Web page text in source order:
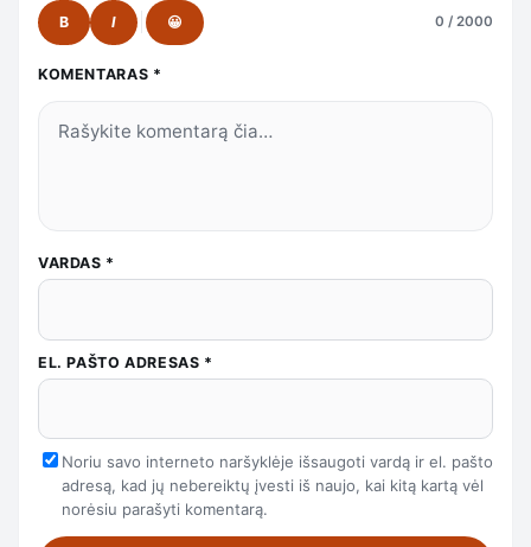
B I 😀 0 / 2000
KOMENTARAS *
VARDAS *
EL. PAŠTO ADRESAS *
Noriu savo interneto naršyklėje išsaugoti vardą ir el. pašto
adresą, kad jų nebereiktų įvesti iš naujo, kai kitą kartą vėl
norėsiu parašyti komentarą.